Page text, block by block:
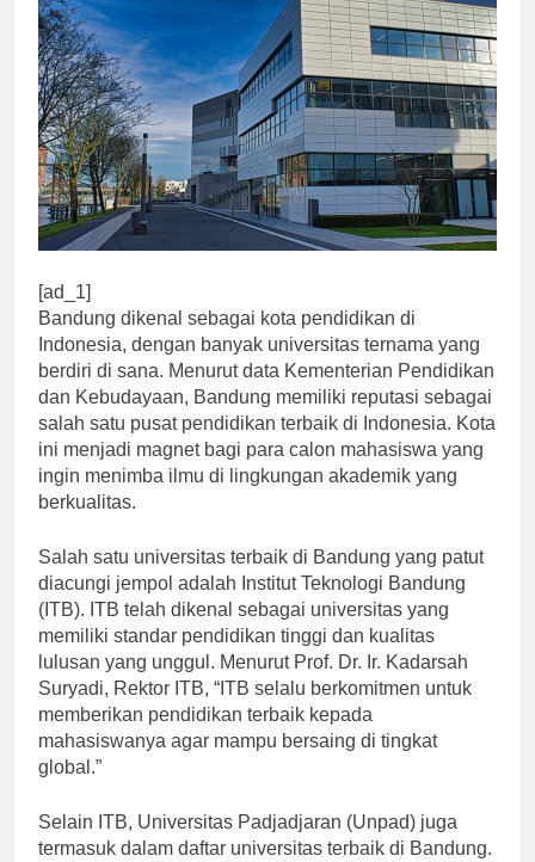
[ad_1]
Bandung dikenal sebagai kota pendidikan di
Indonesia, dengan banyak universitas ternama yang
berdiri di sana. Menurut data Kementerian Pendidikan
dan Kebudayaan, Bandung memiliki reputasi sebagai
salah satu pusat pendidikan terbaik di Indonesia. Kota
ini menjadi magnet bagi para calon mahasiswa yang
ingin menimba ilmu di lingkungan akademik yang
berkualitas.
Salah satu universitas terbaik di Bandung yang patut
diacungi jempol adalah Institut Teknologi Bandung
(ITB). ITB telah dikenal sebagai universitas yang
memiliki standar pendidikan tinggi dan kualitas
lulusan yang unggul. Menurut Prof. Dr. Ir. Kadarsah
Suryadi, Rektor ITB, “ITB selalu berkomitmen untuk
memberikan pendidikan terbaik kepada
mahasiswanya agar mampu bersaing di tingkat
global.”
Selain ITB, Universitas Padjadjaran (Unpad) juga
termasuk dalam daftar universitas terbaik di Bandung.